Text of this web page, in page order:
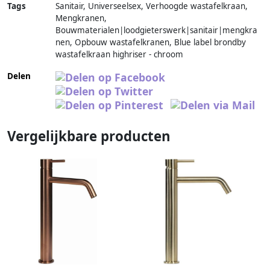
Tags
Sanitair, Universeelsex, Verhoogde wastafelkraan,
Mengkranen,
Bouwmaterialen|loodgieterswerk|sanitair|mengkra
nen, Opbouw wastafelkranen, Blue label brondby
wastafelkraan highriser - chroom
Delen
Vergelijkbare producten